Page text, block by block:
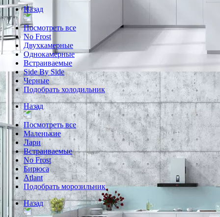
Назад
Посмотреть все
No Frost
Двухкамерные
Однокамерные
Встраиваемые
Side By Side
Черные
Подобрать холодильник
Назад
Посмотреть все
Маленькие
Лари
Встраиваемые
No Frost
Бирюса
Atlant
Подобрать морозильник
Назад